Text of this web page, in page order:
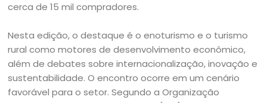
cerca de 15 mil compradores.
Nesta edição, o destaque é o enoturismo e o turismo
rural como motores de desenvolvimento econômico,
além de debates sobre internacionalização, inovação e
sustentabilidade. O encontro ocorre em um cenário
favorável para o setor. Segundo a Organização